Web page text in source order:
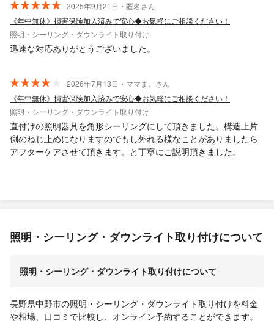
2025年9月21日・匿名さん
《年中無休》損害保険加入済みで安心◆お気軽にご相談ください！
照明・シーリング・ダウンライト取り付け
迅速な対応ありがとうございました。
2026年7月13日・ママま。さん
《年中無休》損害保険加入済みで安心◆お気軽にご相談ください！
照明・シーリング・ダウンライト取り付け
直付けの照明器具を角形シーリングにして頂きました。構造上片
側のねじ止めになりますのでもし外れる様なことがありましたら
アフターケアさせて頂きます。と丁寧にご説明頂きました。
照明・シーリング・ダウンライト取り付けについて
照明・シーリング・ダウンライト取り付けについて
長野県中野市の照明・シーリング・ダウンライト取り付けを料金
や相場、口コミで比較し、オンライン予約することができます。